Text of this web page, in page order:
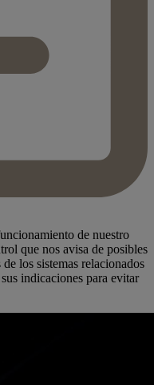
de nuestro
que nos avisa de posibles
los sistemas relacionados
indicaciones para evitar